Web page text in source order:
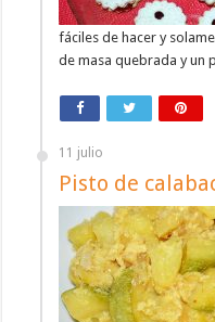
fáciles de hacer y
de masa quebrada y un
11 julio
Pisto de